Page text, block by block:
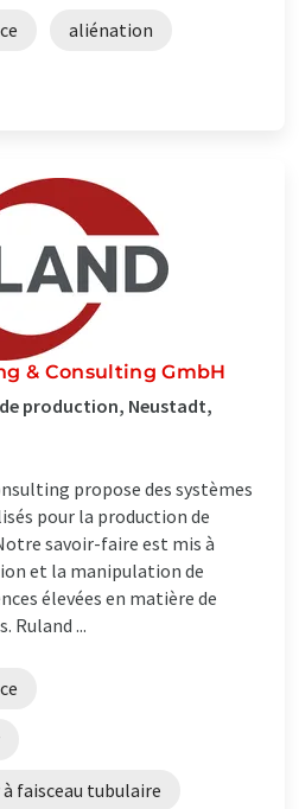
aliénation
& Consulting GmbH
production, Neustadt,
propose des systèmes
pour la production de
savoir-faire est mis à
et la manipulation de
élevées en matière de
Ruland ...
faisceau tubulaire